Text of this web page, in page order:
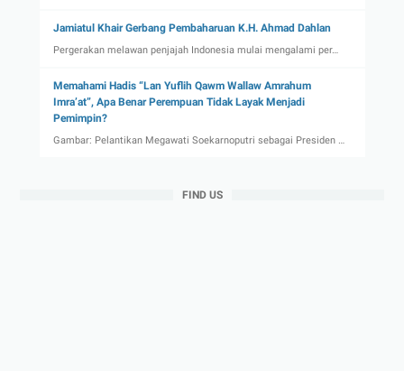
Jamiatul Khair Gerbang Pembaharuan K.H. Ahmad Dahlan
Pergerakan melawan penjajah Indonesia mulai mengalami per…
Memahami Hadis “Lan Yuflih Qawm Wallaw Amrahum
Imra’at”, Apa Benar Perempuan Tidak Layak Menjadi
Pemimpin?
Gambar: Pelantikan Megawati Soekarnoputri sebagai Presiden …
FIND US